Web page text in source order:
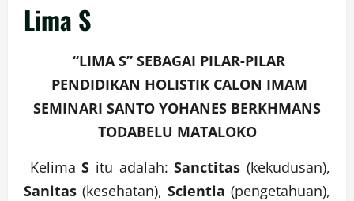
Lima S
“LIMA S” SEBAGAI PILAR-PILAR
PENDIDIKAN HOLISTIK CALON IMAM
SEMINARI SANTO YOHANES BERKHMANS
TODABELU MATALOKO
KelimaS itu adalah:Sanctitas (kekudusan),
Sanitas (kesehatan), Scientia (pengetahuan),